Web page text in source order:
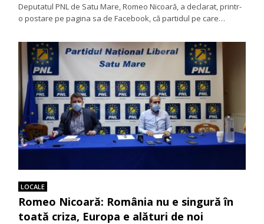
Deputatul PNL de Satu Mare, Romeo Nicoară, a declarat, printr-
o postare pe pagina sa de Facebook, că partidul pe care…
LOCALE
Romeo Nicoară: România nu e singură în
toată criza, Europa e alături de noi